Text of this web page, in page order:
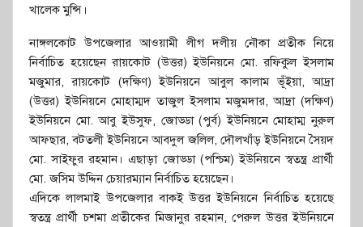
খালেক মুন্সি।
নাঙ্গলকোট উপজেলার আওয়ামী লীগ দলীয় নৌকা প্রতীক নিয়ে
নির্বাচিত হয়েছেন রায়কোট (উত্তর) ইউনিয়নে মো. রফিকুল ইসলাম
মজুমার, রায়কোট (দক্ষিণ) ইউনিয়নে আবুল কালাম ভূঁইয়া, আদ্রা
(উত্তর) ইউনিয়নে মোহাম্মদ তাজুল ইসলাম মজুমদার, আদ্রা (দক্ষিণ)
ইউনিয়নে মো. আবু ইউসুফ, জোড্ডা (পুর্ব) ইউনিয়নে মোহাম্ম নুরুল
আফছার, বটতলী ইউনিয়নে আবদুল জলিল, দৌলখাঁড় ইউনিয়নে সৈয়দ
মো. সাইফুর রহমান। এছাড়া জোড্ডা (পশ্চিম) ইউনিয়নে স্বতন্ত্র প্রার্থী
মো. জসিম উদ্দিন চেয়ারম্যান নির্বাচিত হয়েছেন।
এদিকে লালমাই উপজেলার বাকই উত্তর ইউনিয়নে নির্বাচিত হয়েছে
স্বতন্ত্র প্রার্থী চশমা প্রতীকের মিজানুর রহমান, পেরুল উত্তর ইউনিয়নে